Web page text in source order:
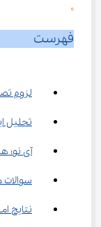
0
فهرست
لزوم
تحلیل
آی نو؛
سوالات
نتایج